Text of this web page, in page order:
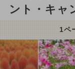
ント・キャ
1ペ